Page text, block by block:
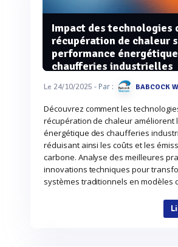
Impact des technologies
récupération de chaleur
performance
chaufferies industrielles
Le 24/10/2025 - Par : BABCOCK
Découvrez comment les
récupération de chaleur améliorent
énergétique des chaufferies
réduisant ainsi les coûts et les
carbone. Analyse des meilleures
innovations techniques pour
systèmes traditionnels en modèles